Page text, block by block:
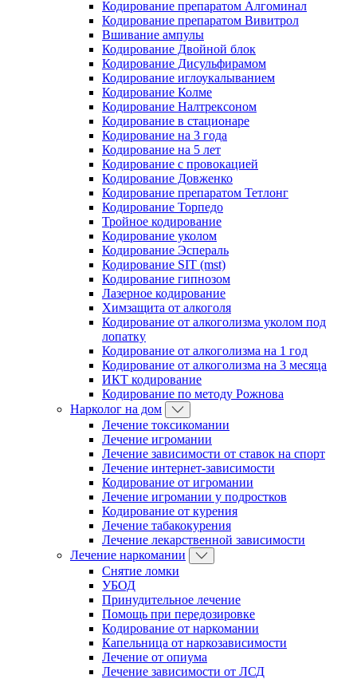
Кодирование препаратом Алгоминал
Кодирование препаратом Вивитрол
Вшивание ампулы
Кодирование Двойной блок
Кодирование Дисульфирамом
Кодирование иглоукалыванием
Кодирование Колме
Кодирование Налтрексоном
Кодирование в стационаре
Кодирование на 3 года
Кодирование на 5 лет
Кодирование с провокацией
Кодирование Довженко
Кодирование препаратом Тетлонг
Кодирование Торпедо
Тройное кодирование
Кодирование уколом
Кодирование Эспераль
Кодирование SIT (mst)
Кодирование гипнозом
Лазерное кодирование
Химзащита от алкоголя
Кодирование от алкоголизма уколом под
лопатку
Кодирование от алкоголизма на 1 год
Кодирование от алкоголизма на 3 месяца
ИКТ кодирование
Кодирование по методу Рожнова
Нарколог на дом
Лечение токсикомании
Лечение игромании
Лечение зависимости от ставок на спорт
Лечение интернет-зависимости
Кодирование от игромании
Лечение игромании у подростков
Кодирование от курения
Лечение табакокурения
Лечение лекарственной зависимости
Лечение наркомании
Снятие ломки
УБОД
Принудительное лечение
Помощь при передозировке
Кодирование от наркомании
Капельница от наркозависимости
Лечение от опиума
Лечение зависимости от ЛСД